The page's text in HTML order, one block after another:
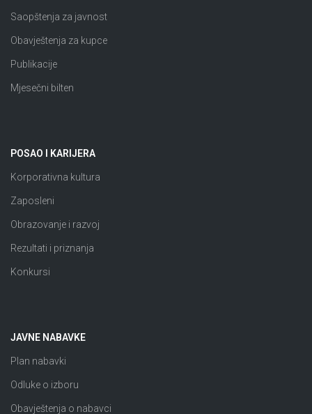
Saopštenja za javnost
Obavještenja za kupce
Publikacije
Mjesečni bilten
POSAO I KARIJERA
Korporativna kultura
Zaposleni
Obrazovanje i razvoj
Rezultati i priznanja
Konkursi
JAVNE NABAVKE
Plan nabavki
Odluke o izboru
Obavještenja o nabavci